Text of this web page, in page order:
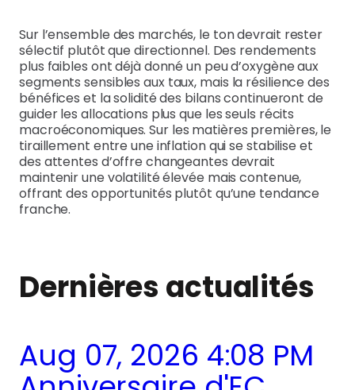
Sur l’ensemble des marchés, le ton devrait rester
sélectif plutôt que directionnel. Des rendements
plus faibles ont déjà donné un peu d’oxygène aux
segments sensibles aux taux, mais la résilience des
bénéfices et la solidité des bilans continueront de
guider les allocations plus que les seuls récits
macroéconomiques. Sur les matières premières, le
tiraillement entre une inflation qui se stabilise et
des attentes d’offre changeantes devrait
maintenir une volatilité élevée mais contenue,
offrant des opportunités plutôt qu’une tendance
franche.
Dernières actualités
Aug 07, 2026 4:08 PM